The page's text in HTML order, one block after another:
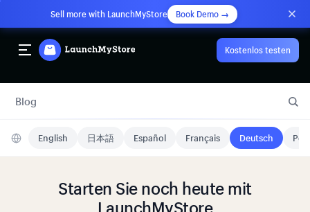
Sell more with LaunchMyStore Book Demo →
Kostenlos testen
Blog
English 日本語 Español Français Deutsch
Starten Sie noch heute mit